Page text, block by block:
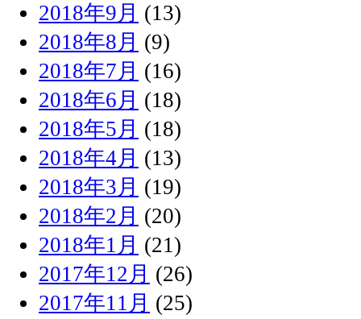
2018年9月 (13)
2018年8月 (9)
2018年7月 (16)
2018年6月 (18)
2018年5月 (18)
2018年4月 (13)
2018年3月 (19)
2018年2月 (20)
2018年1月 (21)
2017年12月 (26)
2017年11月 (25)